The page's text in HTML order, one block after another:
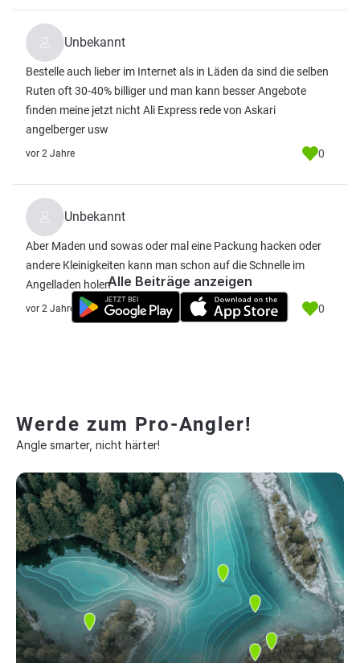
Unbekannt
Bestelle auch lieber im Internet als in Läden da sind die selben
Ruten oft 30-40% billiger und man kann besser Angebote
finden meine jetzt nicht Ali Express rede von Askari
angelberger usw
vor 2 Jahre 0
Unbekannt
Aber Maden und sowas oder mal eine Packung hacken oder
andere Kleinigkeiten kann man schon auf die Schnelle im
Angelladen holen
vor 2 Jahre 0
Alle Beiträge anzeigen
Werde zum Pro-Angler!
Angle smarter, nicht härter!